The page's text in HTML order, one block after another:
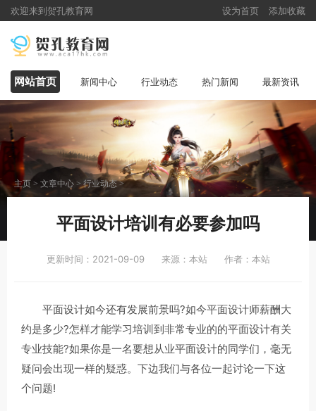
欢迎来到贺孔教育网 设为首页 添加收藏
网站首页 新闻中心 行业动态 热门新闻 最新资讯
主页 > 文章中心 >行业动态>
平面设计培训有必要参加吗
更新时间：2021-09-09 来源：本站 作者：本站
平面设计如今还有发展前景吗?如今平面设计师薪酬大
约是多少?怎样才能学习培训到非常专业的的平面设计有关
专业技能?如果你是一名要想从业平面设计的同学们，毫无
疑问会出现一样的疑惑。下边我们与各位一起讨论一下这
个问题!